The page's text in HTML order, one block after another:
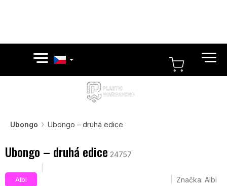
Ubongo Ubongo – druhá edice
Ubongo – druhá edice 24757
Albi Značka:Albi